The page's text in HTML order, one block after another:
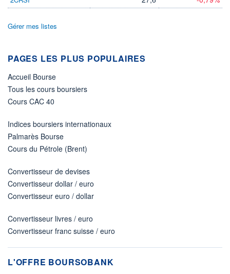
Gérer mes listes
PAGES LES PLUS POPULAIRES
Accueil Bourse
Tous les cours boursiers
Cours CAC 40
Indices boursiers internationaux
Palmarès Bourse
Cours du Pétrole (Brent)
Convertisseur de devises
Convertisseur dollar / euro
Convertisseur euro / dollar
Convertisseur livres / euro
Convertisseur franc suisse / euro
L'OFFRE BOURSOBANK